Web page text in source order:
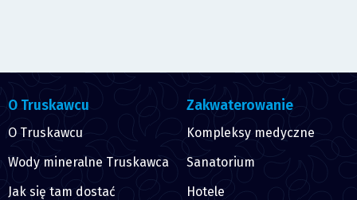
O Truskawcu
O Truskawcu
Wody mineralne Truskawca
Jak się tam dostać
Zakwaterowanie
Kompleksy medyczne
Sanatorium
Hotele